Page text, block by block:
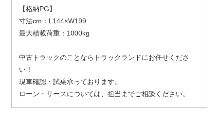
【格納PG】
寸法cm：L144×W199
最大積載荷重：1000kg
中古トラックのことならトラックランドにお任せくださ
い！
現車確認・試乗承っております。
ローン・リースについては、担当までご相談ください。